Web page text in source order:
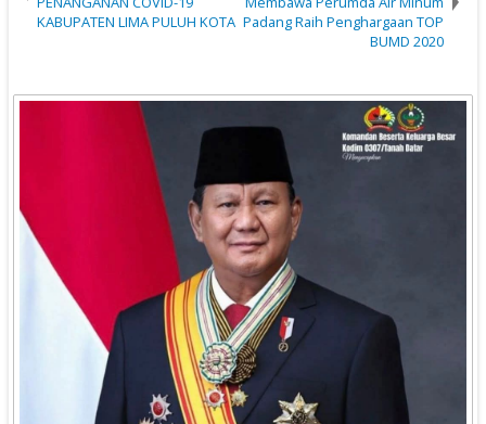
KABUPATEN LIMA PULUH KOTA Padang Raih Penghargaan TOP
BUMD 2020